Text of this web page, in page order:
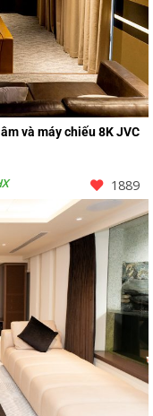
và máy chiếu 8K JVC
1889